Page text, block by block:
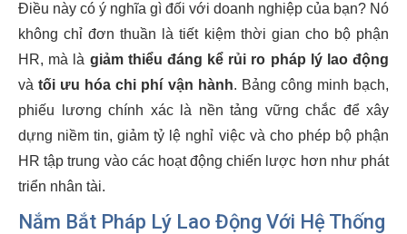
Điều này có ý nghĩa gì đối với doanh nghiệp của bạn? Nó
không chỉ đơn thuần là tiết kiệm thời gian cho bộ phận
HR, mà là giảm thiểu đáng kể rủi ro pháp lý lao động
vàtối ưu hóa chi phí vận hành. Bảng công minh bạch,
phiếu lương chính xác là nền tảng vững chắc để xây
dựng niềm tin, giảm tỷ lệ nghỉ việc và cho phép bộ phận
HR tập trung vào các hoạt động chiến lược hơn như phát
triển nhân tài.
Nắm Bắt Pháp Lý Lao Động Với Hệ Thống